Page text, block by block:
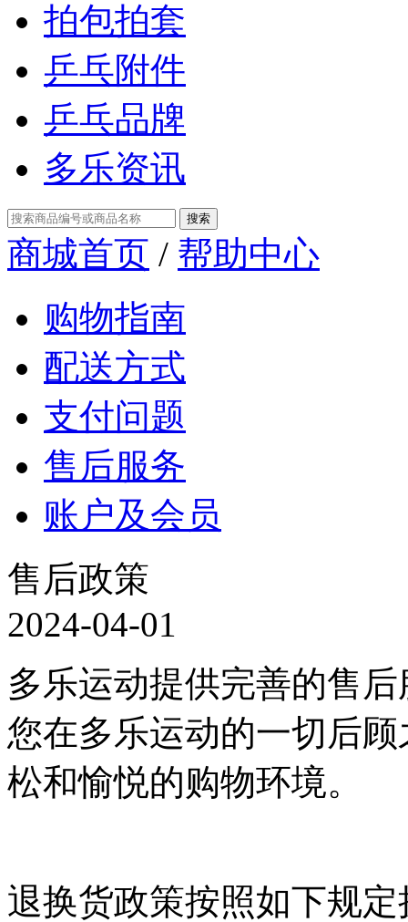
拍包拍套
乒乓附件
乒乓品牌
多乐资讯
商城首页 / 帮助中心
购物指南
配送方式
支付问题
售后服务
账户及会员
售后政策
2024-04-01
多乐运动提供完善的售
您在多乐运动的一切后
松和愉悦的购物环境。
退换货政策按照如下规定